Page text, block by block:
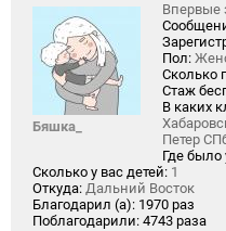
Бяшка_
Впервые
Пол:
Сколько
Стаж
В каких
Петер
Где
Сколько у вас детей: 1
Откуда: Дальний Восток
Благодарил (а): 1970 раз
Поблагодарили: 4743 раза